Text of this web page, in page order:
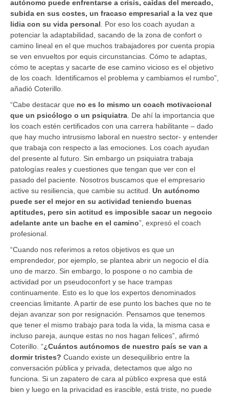
autónomo puede enfrentarse a crisis, caídas del mercado,
subida en sus costes, un fracaso empresarial a la vez que
lidia con su vida personal . Por eso los coach ayudan a
potenciar la adaptabilidad, sacando de la zona de confort o
camino lineal en el que muchos trabajadores por cuenta propia
se ven envueltos por equis circunstancias. Cómo te adaptas,
cómo te aceptas y sacarte de ese camino vicioso es el objetivo
de los coach. Identificamos el problema y cambiamos el rumbo”,
añadió Coterillo.
“Cabe destacar que no es lo mismo un coach motivacional
que un psicólogo o un psiquiatra . De ahí la importancia que
los coach estén certificados con una carrera habilitante – dado
que hay mucho intrusismo laboral en nuestro sector- y entender
que trabaja con respecto a las emociones. Los coach ayudan
del presente al futuro. Sin embargo un psiquiatra trabaja
patologías reales y cuestiones que tengan que ver con el
pasado del paciente. Nosotros buscamos que el empresario
active su resiliencia, que cambie su actitud. Un autónomo
puede ser el mejor en su actividad teniendo buenas
aptitudes, pero sin actitud es imposible sacar un negocio
adelante ante un bache en el camino”, expresó el coach
profesional.
“Cuando nos referimos a retos objetivos es que un
emprendedor, por ejemplo, se plantea abrir un negocio el día
uno de marzo. Sin embargo, lo pospone o no cambia de
actividad por un pseudoconfort y se hace trampas
continuamente. Esto es lo que los expertos denominados
creencias limitante. A partir de ese punto los baches que no te
dejan avanzar son por resignación. Pensamos que tenemos
que tener el mismo trabajo para toda la vida, la misma casa e
incluso pareja, aunque estas no nos hagan felices”, afirmó
Coterillo. “¿Cuántos autónomos de nuestro país se van a
dormir tristes? Cuando existe un desequilibrio entre la
conversación pública y privada, detectamos que algo no
funciona. Si un zapatero de cara al público expresa que está
bien y luego en la privacidad es irascible, está triste, no puede